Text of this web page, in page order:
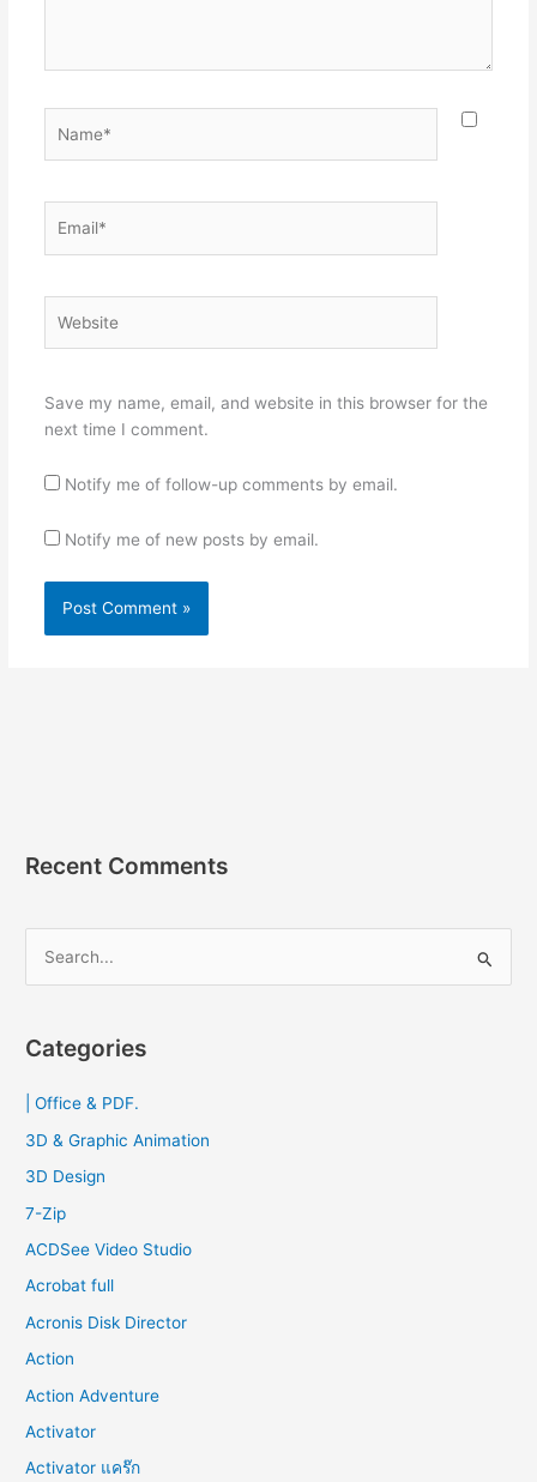
Save my name, email, and website in this browser for the
next time I comment.
Notify me of follow-up comments by email.
Notify me of new posts by email.
Recent Comments
r
f
o
Categories
| Office & PDF.
3D & Graphic Animation
3D Design
7-Zip
ACDSee Video Studio
Acrobat full
Acronis Disk Director
Action
Action Adventure
Activator
Activator แคร๊ก